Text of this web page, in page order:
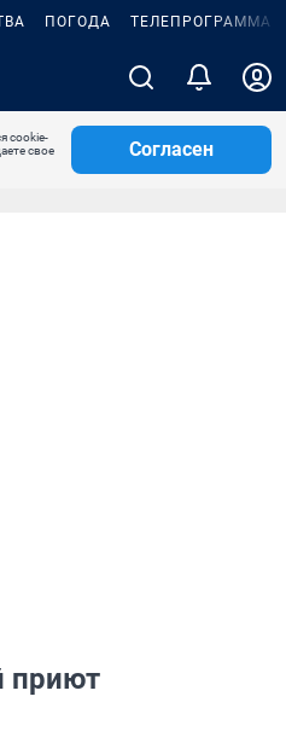
ПОГОДА ТЕЛЕПРОГРАММА
cookie-
свое
Согласен
приют